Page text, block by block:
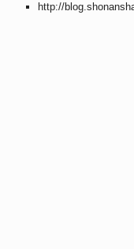
http://